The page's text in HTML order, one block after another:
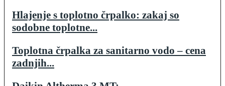
Hlajenje s toplotno črpalko: zakaj so
sodobne toplotne...
Toplotna črpalka za sanitarno vodo – cena
zadnjih...